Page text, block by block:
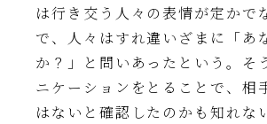
は行き交う人々の表情が定かで
で、人々はすれ違いざまに「あ
か？」と問いあったという。そ
ニケーションをとることで、相
はないと確認したのかも知れな